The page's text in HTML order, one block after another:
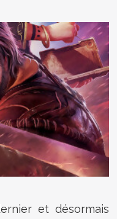
et désormais